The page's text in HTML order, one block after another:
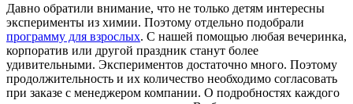
Давно обратили внимание, что не только детям интересны
эксперименты из химии. Поэтому отдельно подобрали
программу для взрослых. С нашей помощью любая вечеринка,
корпоратив или другой праздник станут более
удивительными. Экспериментов достаточно много. Поэтому
продолжительность и их количество необходимо согласовать
при заказе с менеджером компании. О подробностях каждого